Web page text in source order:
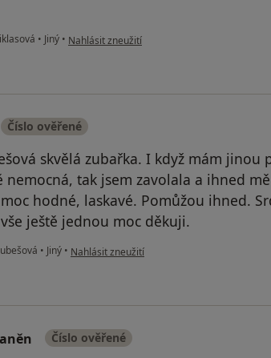
• Jiný • podle názoru uživatele MariaK
Nahlásit zneužití
Číslo ověřené
skvělá zubařka. I když mám jinou
tak jsem zavolala a ihned
hodné, laskavé. Pomůžou ihned.
ještě jednou moc děkuji.
• Jiný • podle názoru uživatele Kristýna Hromá
Nahlásit zneužití
Číslo ověřené